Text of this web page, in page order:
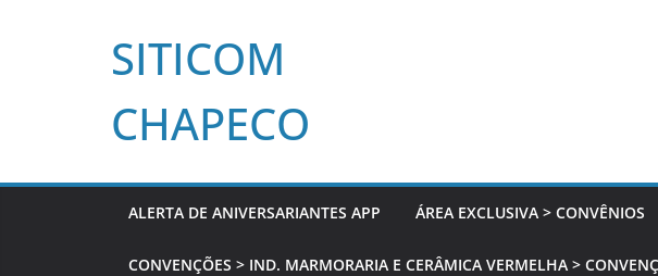
SITICOM
CHAPECO
ALERTA DE ANIVERSARIANTES APP ÁREA EXCLUSIVA > CONVÊNIOS
CONVENÇÕES > IND. MARMORARIA E CERÂMICA VERMELHA >